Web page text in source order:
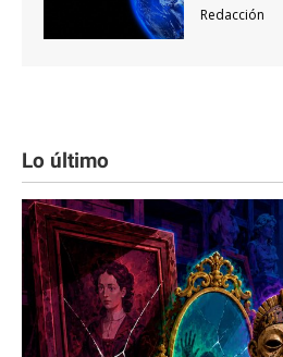
Redacción
Lo último